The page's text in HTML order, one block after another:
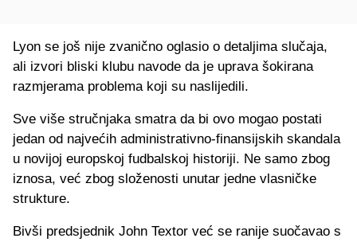
Lyon se još nije zvanično oglasio o detaljima slučaja,
ali izvori bliski klubu navode da je uprava šokirana
razmjerama problema koji su naslijedili.
Sve više stručnjaka smatra da bi ovo mogao postati
jedan od najvećih administrativno-finansijskih skandala
u novijoj europskoj fudbalskoj historiji. Ne samo zbog
iznosa, već zbog složenosti unutar jedne vlasničke
strukture.
Bivši predsjednik John Textor već se ranije suočavao s